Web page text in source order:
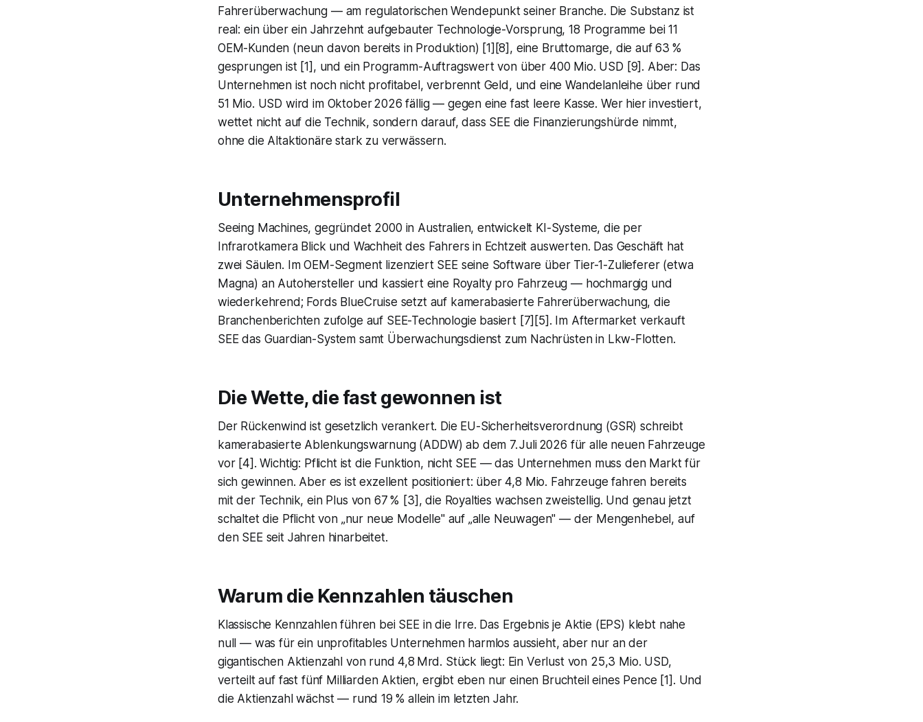
Fahrerüberwachung — am regulatorischen Wendepunkt seiner Branche. Die Substanz ist
real: ein über ein Jahrzehnt aufgebauter Technologie-Vorsprung, 18 Programme bei 11
OEM-Kunden (neun davon bereits in Produktion) [1][8], eine Bruttomarge, die auf 63 %
gesprungen ist [1], und ein Programm-Auftragswert von über 400 Mio. USD [9]. Aber: Das
Unternehmen ist noch nicht profitabel, verbrennt Geld, und eine Wandelanleihe über rund
51 Mio. USD wird im Oktober 2026 fällig — gegen eine fast leere Kasse. Wer hier investiert,
wettet nicht auf die Technik, sondern darauf, dass SEE die Finanzierungshürde nimmt,
ohne die Altaktionäre stark zu verwässern.
Unternehmensprofil
Seeing Machines, gegründet 2000 in Australien, entwickelt KI-Systeme, die per
Infrarotkamera Blick und Wachheit des Fahrers in Echtzeit auswerten. Das Geschäft hat
zwei Säulen. Im OEM-Segment lizenziert SEE seine Software über Tier-1-Zulieferer (etwa
Magna) an Autohersteller und kassiert eine Royalty pro Fahrzeug — hochmargig und
wiederkehrend; Fords BlueCruise setzt auf kamerabasierte Fahrerüberwachung, die
Branchenberichten zufolge auf SEE-Technologie basiert [7][5]. Im Aftermarket verkauft
SEE das Guardian-System samt Überwachungsdienst zum Nachrüsten in Lkw-Flotten.
Die Wette, die fast gewonnen ist
Der Rückenwind ist gesetzlich verankert. Die EU-Sicherheitsverordnung (GSR) schreibt
kamerabasierte Ablenkungswarnung (ADDW) ab dem 7. Juli 2026 für alle neuen Fahrzeuge
vor [4]. Wichtig: Pflicht ist die Funktion, nicht SEE — das Unternehmen muss den Markt für
sich gewinnen. Aber es ist exzellent positioniert: über 4,8 Mio. Fahrzeuge fahren bereits
mit der Technik, ein Plus von 67 % [3], die Royalties wachsen zweistellig. Und genau jetzt
schaltet die Pflicht von „nur neue Modelle" auf „alle Neuwagen" — der Mengenhebel, auf
den SEE seit Jahren hinarbeitet.
Warum die Kennzahlen täuschen
Klassische Kennzahlen führen bei SEE in die Irre. Das Ergebnis je Aktie (EPS) klebt nahe
null — was für ein unprofitables Unternehmen harmlos aussieht, aber nur an der
gigantischen Aktienzahl von rund 4,8 Mrd. Stück liegt: Ein Verlust von 25,3 Mio. USD,
verteilt auf fast fünf Milliarden Aktien, ergibt eben nur einen Bruchteil eines Pence [1]. Und
die Aktienzahl wächst — rund 19 % allein im letzten Jahr.